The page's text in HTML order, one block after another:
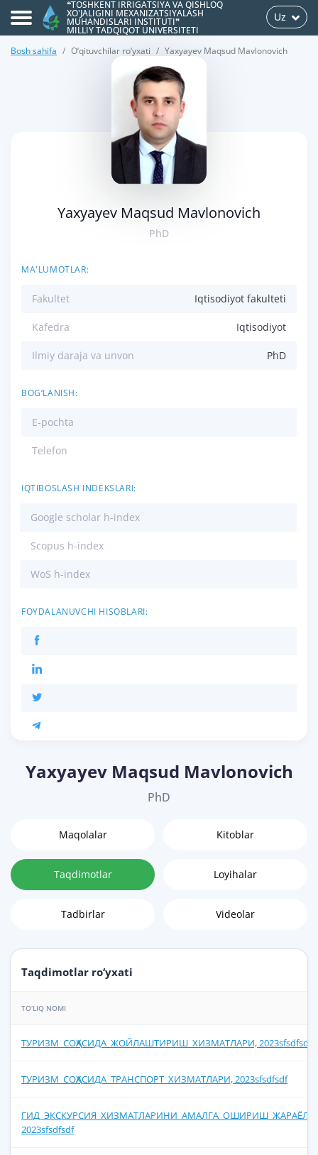
❝TOSHKENT IRRIGATSIYA VA QISHLOQ
XO'JALIGINI MEXANIZATSIYALASH
MUHANDISLARI INSTITUTI❞
MILLIY TADQIQOT UNIVERSITETI
Uz
Bosh sahifa O‘qituvchilar ro‘yxati Yaxyayev Maqsud Mavlonovich
Yaxyayev Maqsud Mavlonovich
PhD
MA'LUMOTLAR:
Fakultet Iqtisodiyot fakulteti
Kafedra Iqtisodiyot
Ilmiy daraja va unvon PhD
BOG‘LANISH:
E-pochta
Telefon
IQTIBOSLASH INDEKSLARI:
Google scholar h-index
Scopus h-index
WoS h-index
FOYDALANUVCHI HISOBLARI:
Yaxyayev Maqsud Mavlonovich
PhD
Maqolalar Kitoblar
Taqdimotlar Loyihalar
Tadbirlar Videolar
Taqdimotlar ro‘yxati
TO‘LIQ NOMI
ТУРИЗМ_СОҲАСИДА_ЖОЙЛАШТИРИШ_ХИЗМАТЛАРИ, 2023sfsdfsdf
ТУРИЗМ_СОҲАСИДА_ТРАНСПОРТ_ХИЗМАТЛАРИ, 2023sfsdfsdf
2023sfsdfsdf